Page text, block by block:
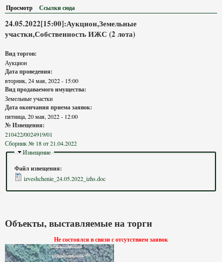
Просмотр (активная вкладка)
Ссылки сюда
24.05.2022[15:00]:Аукцион,Земельные
участки,Собственность ИЖС (2 лота)
Вид торгов:
Аукцион
Дата проведения:
вторник, 24 мая, 2022 - 15:00
Вид продаваемого имущества:
Земельные участки
Дата окончания приема заявок:
пятница, 20 мая, 2022 - 12:00
№ Извещения:
210422/0024919/01
Сборник № 18 от 21.04.2022
Скрыть
Извещение
Файл извещения:
izveshchenie_24.05.2022_izhs.doc
Объекты, выставляемые на торги
Не состоялся в связи с отсутствием заявок